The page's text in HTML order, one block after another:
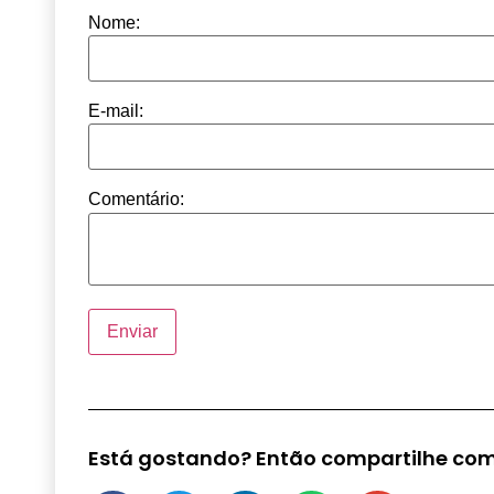
Nome:
E-mail:
Comentário:
Está gostando? Então compartilhe